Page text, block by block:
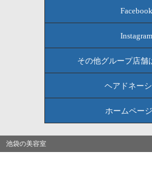
Facebook
Instagram
その他グループ店舗
ヘアドネー
ホームペー
池袋の美容室